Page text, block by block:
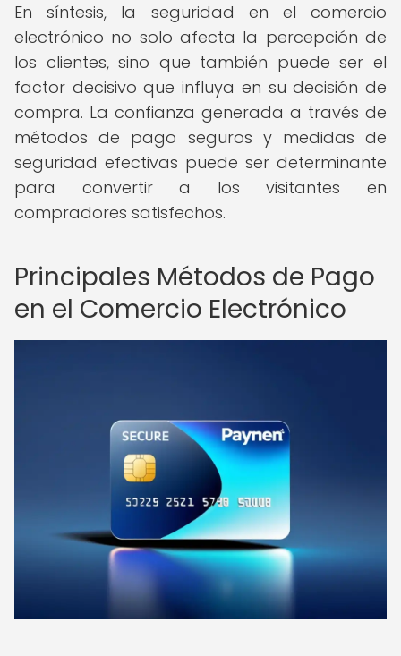
En síntesis, la seguridad en el comercio
electrónico no solo afecta la percepción de
los clientes, sino que también puede ser el
factor decisivo que influya en su decisión de
compra. La confianza generada a través de
métodos de pago seguros y medidas de
seguridad efectivas puede ser determinante
para convertir a los visitantes en
compradores satisfechos.
Principales Métodos de Pago
en el Comercio Electrónico